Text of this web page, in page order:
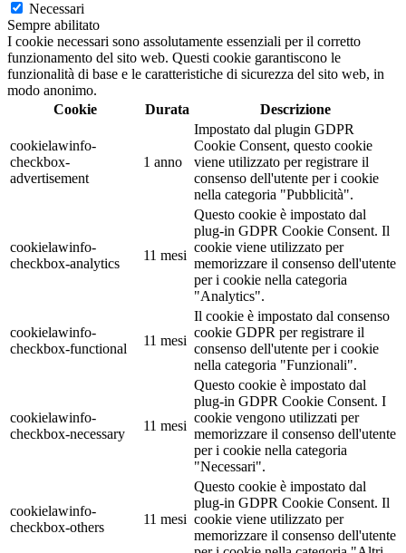
Necessari
Sempre abilitato
I cookie necessari sono assolutamente essenziali per il corretto
funzionamento del sito web. Questi cookie garantiscono le
funzionalità di base e le caratteristiche di sicurezza del sito web, in
modo anonimo.
Cookie
Durata Descrizione
cookielawinfo-
checkbox-
advertisement
1 anno
Impostato dal plugin GDPR
Cookie Consent, questo cookie
viene utilizzato per registrare il
consenso dell'utente per i cookie
nella categoria "Pubblicità".
cookielawinfo-
checkbox-analytics
11 mesi
Questo cookie è impostato dal
plug-in GDPR Cookie Consent. Il
cookie viene utilizzato per
memorizzare il consenso dell'utente
per i cookie nella categoria
"Analytics".
cookielawinfo-
checkbox-functional
11 mesi
Il cookie è impostato dal consenso
cookie GDPR per registrare il
consenso dell'utente per i cookie
nella categoria "Funzionali".
cookielawinfo-
checkbox-necessary
11 mesi
Questo cookie è impostato dal
plug-in GDPR Cookie Consent. I
cookie vengono utilizzati per
memorizzare il consenso dell'utente
per i cookie nella categoria
"Necessari".
cookielawinfo-
checkbox-others
11 mesi
Questo cookie è impostato dal
plug-in GDPR Cookie Consent. Il
cookie viene utilizzato per
memorizzare il consenso dell'utente